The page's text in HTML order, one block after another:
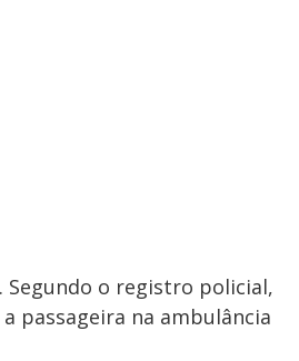
. Segundo o registro policial,
passageira na ambulância